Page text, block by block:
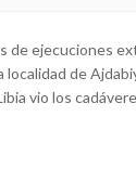
de ejecuciones
de
vio los